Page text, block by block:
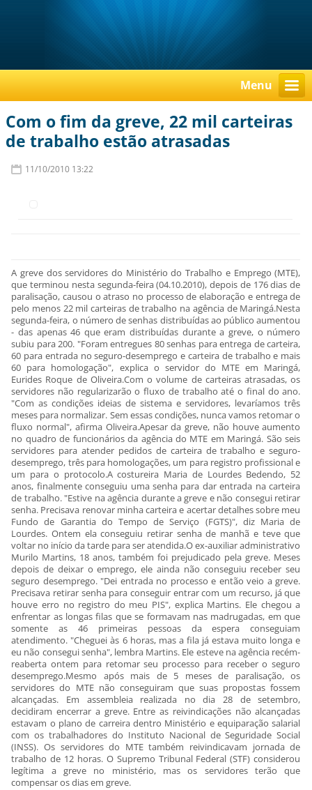
Menu
Com o fim da greve, 22 mil carteiras
de trabalho estão atrasadas
11/10/2010 13:22
A greve dos servidores do Ministério do Trabalho e Emprego (MTE),
que terminou nesta segunda-feira (04.10.2010), depois de 176 dias de
paralisação, causou o atraso no processo de elaboração e entrega de
pelo menos 22 mil carteiras de trabalho na agência de Maringá.Nesta
segunda-feira, o número de senhas distribuídas ao público aumentou
- das apenas 46 que eram distribuídas durante a greve, o número
subiu para 200. "Foram entregues 80 senhas para entrega de carteira,
60 para entrada no seguro-desemprego e carteira de trabalho e mais
60 para homologação", explica o servidor do MTE em Maringá,
Eurides Roque de Oliveira.Com o volume de carteiras atrasadas, os
servidores não regularizarão o fluxo de trabalho até o final do ano.
"Com as condições ideias de sistema e servidores, levaríamos três
meses para normalizar. Sem essas condições, nunca vamos retomar o
fluxo normal", afirma Oliveira.Apesar da greve, não houve aumento
no quadro de funcionários da agência do MTE em Maringá. São seis
servidores para atender pedidos de carteira de trabalho e seguro-
desemprego, três para homologações, um para registro profissional e
um para o protocolo.A costureira Maria de Lourdes Bedendo, 52
anos, finalmente conseguiu uma senha para dar entrada na carteira
de trabalho. "Estive na agência durante a greve e não consegui retirar
senha. Precisava renovar minha carteira e acertar detalhes sobre meu
Fundo de Garantia do Tempo de Serviço (FGTS)", diz Maria de
Lourdes. Ontem ela conseguiu retirar senha de manhã e teve que
voltar no início da tarde para ser atendida.O ex-auxiliar administrativo
Murilo Martins, 18 anos, também foi prejudicado pela greve. Meses
depois de deixar o emprego, ele ainda não conseguiu receber seu
seguro desemprego. "Dei entrada no processo e então veio a greve.
Precisava retirar senha para conseguir entrar com um recurso, já que
houve erro no registro do meu PIS", explica Martins. Ele chegou a
enfrentar as longas filas que se formavam nas madrugadas, em que
somente as 46 primeiras pessoas da espera conseguiam
atendimento. "Cheguei às 6 horas, mas a fila já estava muito longa e
eu não consegui senha", lembra Martins. Ele esteve na agência recém-
reaberta ontem para retomar seu processo para receber o seguro
desemprego.Mesmo após mais de 5 meses de paralisação, os
servidores do MTE não conseguiram que suas propostas fossem
alcançadas. Em assembleia realizada no dia 28 de setembro,
decidiram encerrar a greve. Entre as reivindicações não alcançadas
estavam o plano de carreira dentro Ministério e equiparação salarial
com os trabalhadores do Instituto Nacional de Seguridade Social
(INSS). Os servidores do MTE também reivindicavam jornada de
trabalho de 12 horas. O Supremo Tribunal Federal (STF) considerou
legítima a greve no ministério, mas os servidores terão que
compensar os dias em greve.